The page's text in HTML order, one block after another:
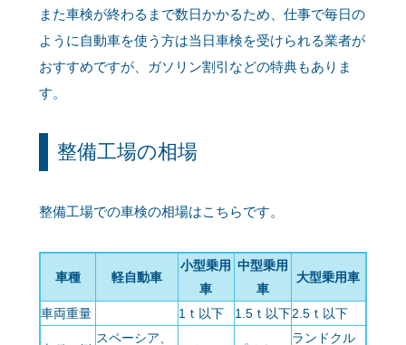
また車検が終わるまで数日かかるため、仕事で毎日の
ように自動車を使う方は当日車検を受けられる業者が
おすすめですが、ガソリン割引などの特典もありま
す。
整備工場の相場
整備工場での車検の相場はこちらです。
車種 軽自動車
小型乗用
車
中型乗用
車
大型乗用車
車両重量 1ｔ以下 1.5ｔ以下2.5ｔ以下
スペーシア、
ランドクル